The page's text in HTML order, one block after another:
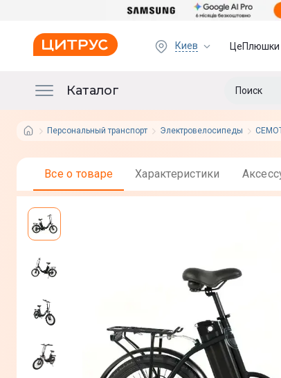
Киев ЦеПлюшки
Каталог
Персональный транспорт Электровелосипеды
Все о товаре Характеристики